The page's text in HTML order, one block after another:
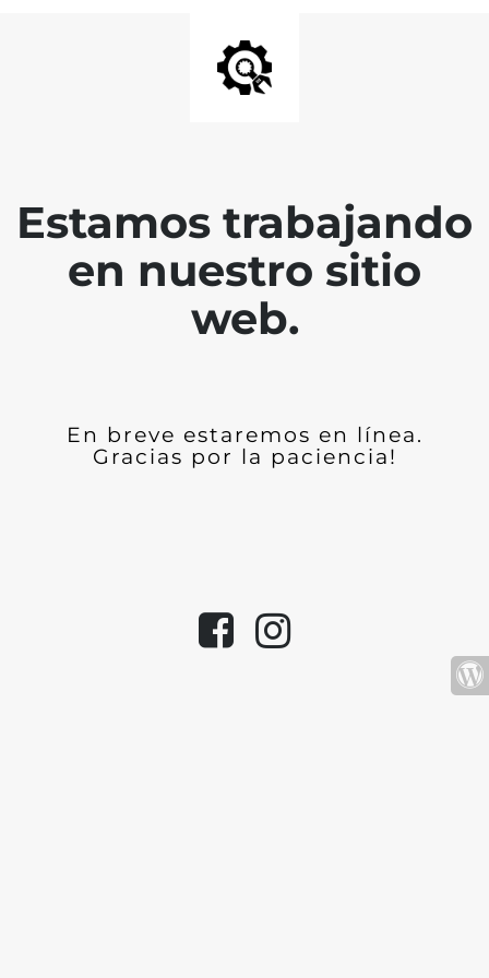
Estamos trabajando
en nuestro sitio
web.
En breve estaremos en línea.
Gracias por la paciencia!